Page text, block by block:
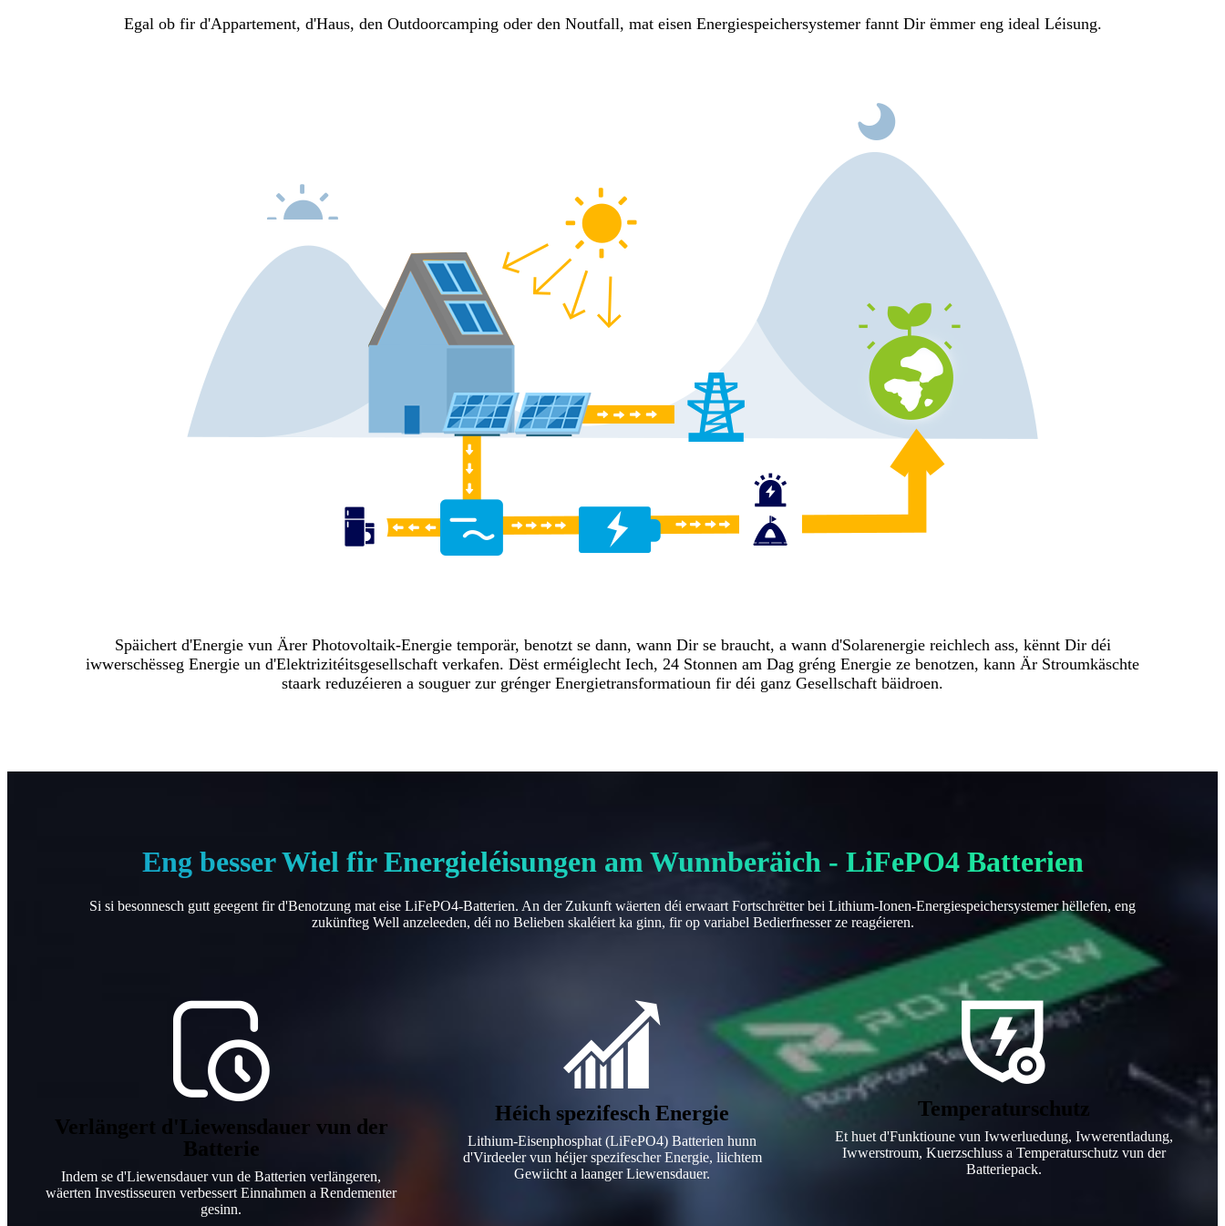
Egal ob fir d'Appartement, d'Haus, den Outdoorcamping oder den Noutfall, mat eisen Energiespeichersystemer fannt Dir ëmmer eng ideal Léisung.
Späichert d'Energie vun Ärer Photovoltaik-Energie temporär, benotzt se dann, wann Dir se braucht, a wann d'Solarenergie reichlech ass, kënnt Dir déi
iwwerschësseg Energie un d'Elektrizitéitsgesellschaft verkafen. Dëst erméiglecht Iech, 24 Stonnen am Dag gréng Energie ze benotzen, kann Är Stroumkäschte
staark reduzéieren a souguer zur grénger Energietransformatioun fir déi ganz Gesellschaft bäidroen.
Eng besser Wiel fir Energieléisungen am Wunnberäich - LiFePO4 Batterien
Si si besonnesch gutt geegent fir d'Benotzung mat eise LiFePO4-Batterien. An der Zukunft wäerten déi erwaart Fortschrëtter bei Lithium-Ionen-Energiespeichersystemer hëllefen, eng
zukünfteg Well anzeleeden, déi no Belieben skaléiert ka ginn, fir op variabel Bedierfnesser ze reagéieren.
Verlängert d'Liewensdauer vun der
Batterie
Indem se d'Liewensdauer vun de Batterien verlängeren,
wäerten Investisseuren verbessert Einnahmen a Rendementer
gesinn.
Héich spezifesch Energie
Lithium-Eisenphosphat (LiFePO4) Batterien hunn
d'Virdeeler vun héijer spezifescher Energie, liichtem
Gewiicht a laanger Liewensdauer.
Temperaturschutz
Et huet d'Funktioune vun Iwwerluedung, Iwwerentladung,
Iwwerstroum, Kuerzschluss a Temperaturschutz vun der
Batteriepack.